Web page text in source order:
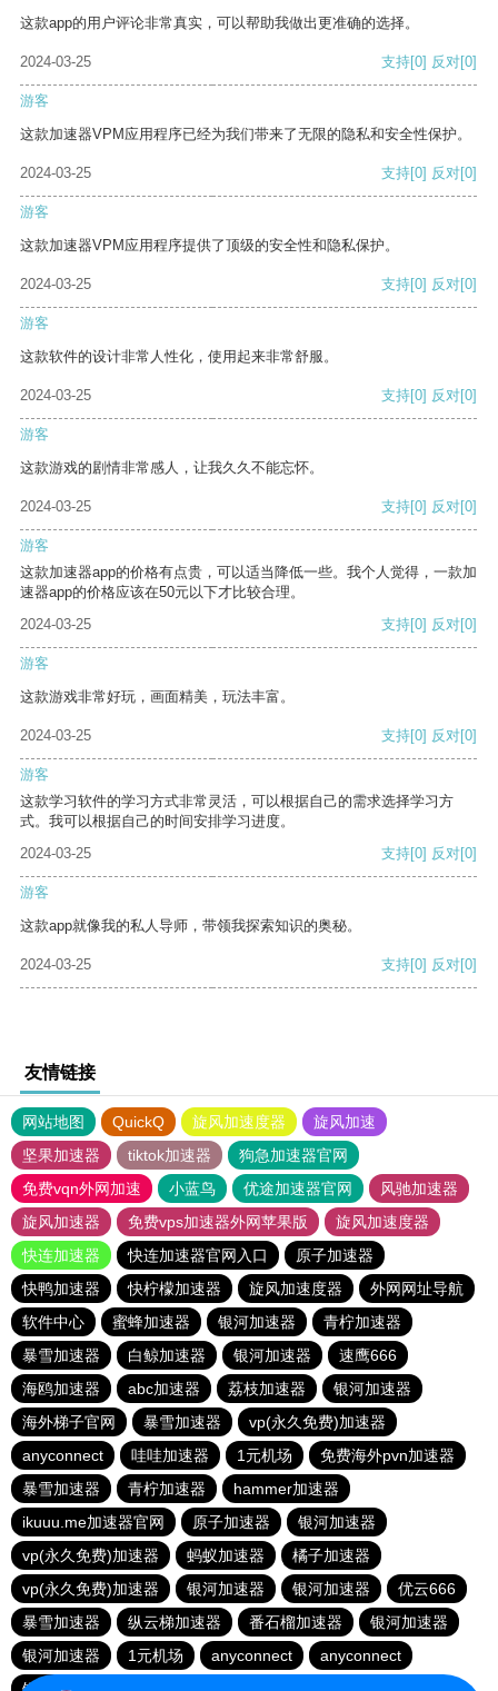
这款app的用户评论非常真实，可以帮助我做出更准确的选择。
2024-03-25 支持[0] 反对[0]
游客
这款加速器VPM应用程序已经为我们带来了无限的隐私和安全性保护。
2024-03-25 支持[0] 反对[0]
游客
这款加速器VPM应用程序提供了顶级的安全性和隐私保护。
2024-03-25 支持[0] 反对[0]
游客
这款软件的设计非常人性化，使用起来非常舒服。
2024-03-25 支持[0] 反对[0]
游客
这款游戏的剧情非常感人，让我久久不能忘怀。
2024-03-25 支持[0] 反对[0]
游客
这款加速器app的价格有点贵，可以适当降低一些。我个人觉得，一款加
速器app的价格应该在50元以下才比较合理。
2024-03-25
支持[0] 反对[0]
游客
这款游戏非常好玩，画面精美，玩法丰富。
2024-03-25 支持[0] 反对[0]
游客
这款学习软件的学习方式非常灵活，可以根据自己的需求选择学习方
式。我可以根据自己的时间安排学习进度。
2024-03-25
支持[0] 反对[0]
游客
这款app就像我的私人导师，带领我探索知识的奥秘。
2024-03-25 支持[0] 反对[0]
友情链接
网站地图 QuickQ 旋风加速度器
旋风加速
坚果加速器
tiktok加速器
狗急加速器官网
免费vqn外网加速
小蓝鸟 优途加速器官网
风驰加速器
旋风加速器
免费vps加速器外网苹果版
旋风加速度器
快连加速器
快连加速器官网入口
原子加速器
快鸭加速器
快柠檬加速器 旋风加速度器
外网网址导航
软件中心
蜜蜂加速器 银河加速器
青柠加速器
暴雪加速器
白鲸加速器 银河加速器
速鹰666
海鸥加速器
abc加速器 荔枝加速器
银河加速器
海外梯子官网
暴雪加速器
vp(永久免费)加速器
anyconnect
哇哇加速器 1元机场
免费海外pvn加速器
暴雪加速器
青柠加速器
hammer加速器
ikuuu.me加速器官网
原子加速器
银河加速器
vp(永久免费)加速器
蚂蚁加速器
橘子加速器
vp(永久免费)加速器
银河加速器 银河加速器
优云666
暴雪加速器
纵云梯加速器 番石榴加速器
银河加速器
银河加速器
1元机场 anyconnect
anyconnect